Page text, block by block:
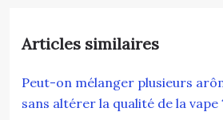
Articles similaires
Peut-on mélanger plusieurs
sans altérer la qualité de la vape